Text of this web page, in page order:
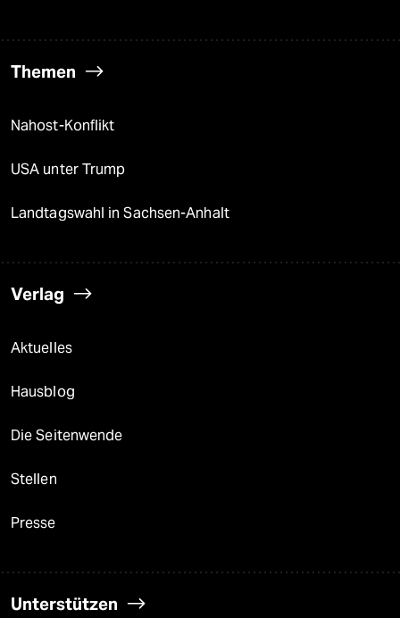
Themen
Nahost-Konflikt
USA unter Trump
Landtagswahl in Sachsen-Anhalt
Verlag
Aktuelles
Hausblog
Die Seitenwende
Stellen
Presse
Unterstützen